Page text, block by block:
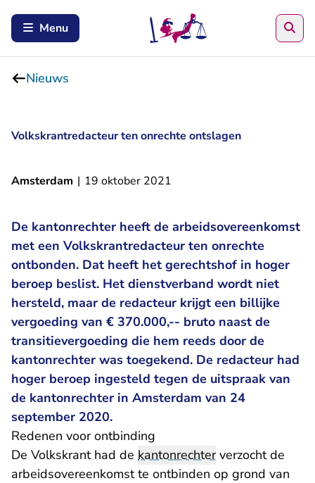
Menu
Nieuws
Volkskrantredacteur ten onrechte ontslagen
Amsterdam | 19 oktober 2021
De kantonrechter heeft de arbeidsovereenkomst
met een Volkskrantredacteur ten onrechte
ontbonden. Dat heeft het gerechtshof in hoger
beroep beslist. Het dienstverband wordt niet
hersteld, maar de redacteur krijgt een billijke
vergoeding van € 370.000,-- bruto naast de
transitievergoeding die hem reeds door de
kantonrechter was toegekend. De redacteur had
hoger beroep ingesteld tegen de uitspraak van
de kantonrechter in Amsterdam van 24
september 2020.
Redenen voor ontbinding
De Volkskrant had de kantonrechterverzocht de
arbeidsovereenkomst te ontbinden op grond van